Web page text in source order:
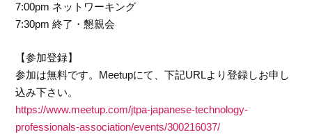
7:00pm ネットワーキング
7:30pm 終了・懇親会
【参加登録】
参加は無料です。Meetupにて、下記URLより登録しお申し
込み下さい。
https://www.meetup.com/jtpa-japanese-technology-
professionals-association/events/300216037/